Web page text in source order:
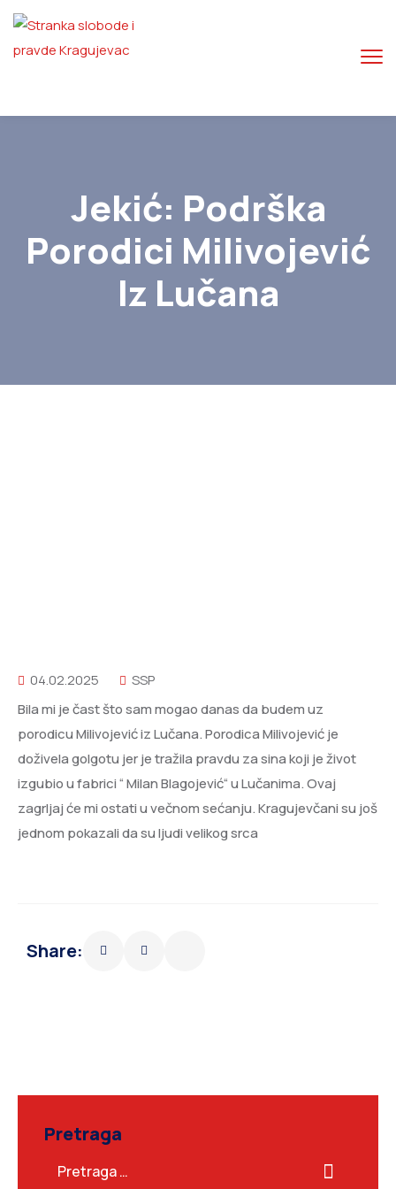
Jekić: Podrška
Porodici Milivojević
Iz Lučana
04.02.2025
SSP
Bila mi je čast što sam mogao danas da budem uz
porodicu Milivojević iz Lučana. Porodica Milivojević je
doživela golgotu jer je tražila pravdu za sina koji je život
izgubio u fabrici “ Milan Blagojević“ u Lučanima. Ovaj
zagrljaj će mi ostati u večnom sećanju. Kragujevčani su još
jednom pokazali da su ljudi velikog srca
Share:
Pretraga